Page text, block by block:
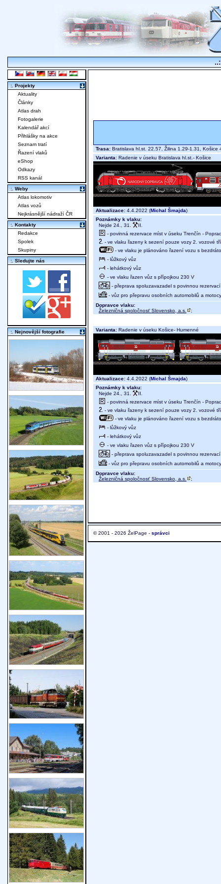
Trasa: Bratislava hl.st. 22.57, Žilina 1.29-1.31,
Varianta: Radenie v úseku Bratislava hl.st.- Košice
Aktualizace: 4.4.2022 (Michal Šmajda)
Poznámky k vlaku:
Nejde 24., 31.
II.
- povinná rezervace míst v úseku Trenčín -
- ve vlaku řazeny k sezení pouze vozy 2. vozové
- ve vlaku je plánováno řazení vozu s
- lůžkový vůz
- lehátkový vůz
- ve vlaku řazen vůz s přípojkou 230 V
- přeprava spoluzavazadel s povinnou
- vůz pro přepravu osobních automobilů a
Dopravce vlaku:
Železničná spoločnosť Slovensko, a.s.
;
Varianta: Radenie v úseku Košice- Humenné
Aktualizace: 4.4.2022 (Michal Šmajda)
Poznámky k vlaku:
Nejde 24., 31.
II.
- povinná rezervace míst v úseku Trenčín -
- ve vlaku řazeny k sezení pouze vozy 2. vozové
- ve vlaku je plánováno řazení vozu s
- lůžkový vůz
- lehátkový vůz
- ve vlaku řazen vůz s přípojkou 230 V
- přeprava spoluzavazadel s povinnou
- vůz pro přepravu osobních automobilů a
Dopravce vlaku:
Železničná spoločnosť Slovensko, a.s.
;
© 2001 - 2026 ŽelPage - správci
:. Projekty
Aktuality
Články
Atlas drah
Fotogalerie
Kalendář akcí
Přihlášky na akce
Seznam tratí
Řazení vlaků
eShop
Odkazy
RSS kanál
:. Weby
Atlas lokomotiv
Atlas vozů
Nejkrásnější nádraží ČR
:. Kontakty
Redakce
Spolek
Skupiny
:. Sledujte nás
:. Nejnovější fotografie